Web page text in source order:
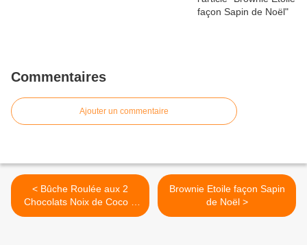
Commentaires
Ajouter un commentaire
< Bûche Roulée aux 2
Chocolats Noix de Coco &
Framboise
Brownie Etoile façon Sapin
de Noël >